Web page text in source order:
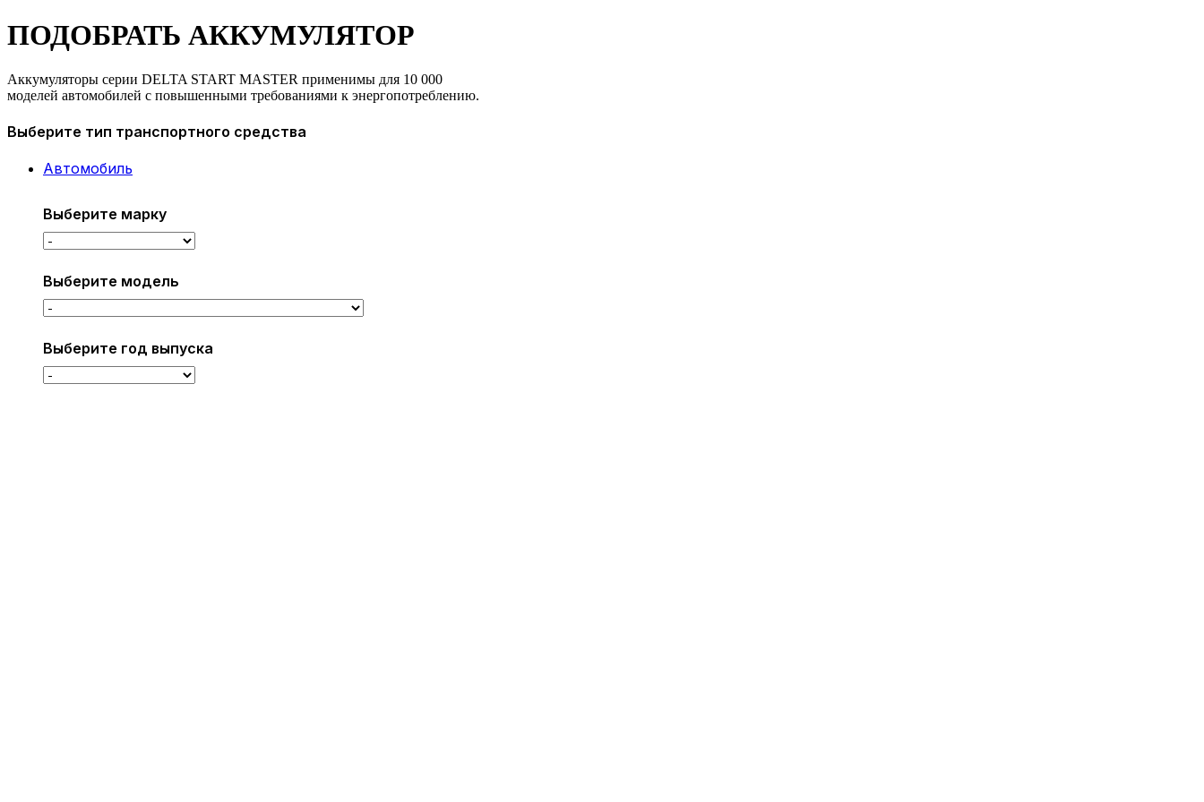
ПОДОБРАТЬ АККУМУЛЯТОР
Аккумуляторы серии DELTA START MASTER применимы для 10 000
моделей автомобилей с повышенными требованиями к энергопотреблению.
Выберите тип транспортного средства
Автомобиль
Выберите марку
Выберите модель
Выберите год выпуска